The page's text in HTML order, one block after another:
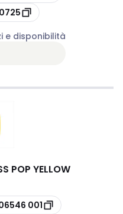
e disponibilità
POP YELLOW
001